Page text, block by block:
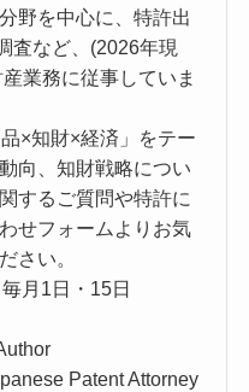
野を中心に、特許出
査など、(2026年現
業務に従事していま
×知財×経済」をテー
向、知財戦略につい
するご質問や特許に
せフォームよりお気
さい。
月1日・15日
Patent Attorney